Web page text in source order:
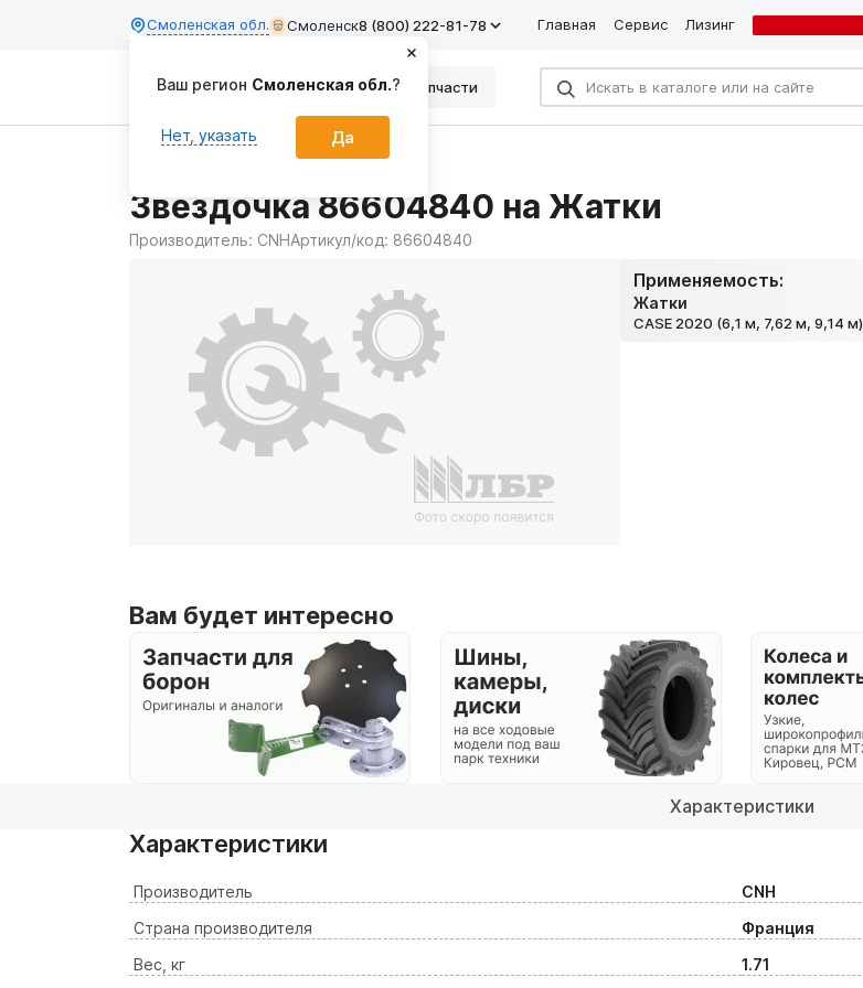
Смоленская обл. Смоленск8 (800) 222-81-78 Главная Сервис Лизинг
Каталог Запчасти
Звездочка 86604840 на Жатки
Производитель: CNHАртикул/код: 86604840
Применяемость:
Жатки
CASE 2020 (6,1 м, 7,62 м, 9,14 м)
Вам будет интересно
Характеристики
Характеристики
Производитель
CNH
Страна производителя
Франция
Вес, кг
1.71
Ваш регион Смоленская обл.?
Нет, указать Да